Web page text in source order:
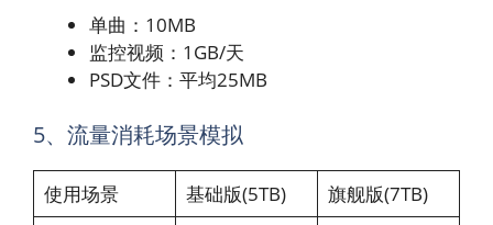
单曲：10MB
监控视频：1GB/天
PSD文件：平均25MB
5、流量消耗场景模拟
使用场景 基础版(5TB)
旗舰版(7TB)